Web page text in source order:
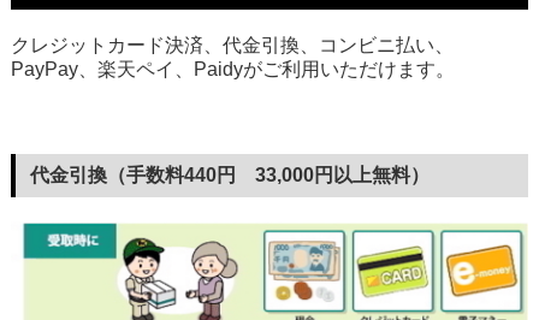
クレジットカード決済、代金引換、コンビニ払い、
PayPay、楽天ペイ、Paidyがご利用いただけます。
代金引換（手数料440円 33,000円以上無料）